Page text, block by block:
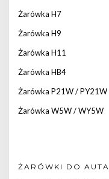
Żarówka H7
Żarówka H9
Żarówka H11
Żarówka HB4
Żarówka P21W / PY21W
Żarówka W5W / WY5W
ŻARÓWKI DO AUTA